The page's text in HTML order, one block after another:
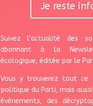
Je reste
Suivez l’actualité des
abonnant à la
écologique, éditée par le
Vous y trouverez tout ce
politique du Parti, mais
événements, des